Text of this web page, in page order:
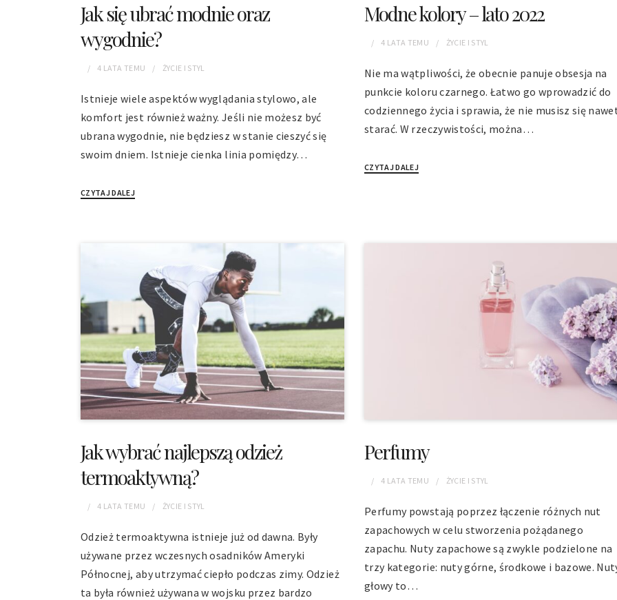
Jak się ubrać modnie oraz
wygodnie?
4 LATA TEMU ŻYCIE I STYL
Istnieje wiele aspektów wyglądania stylowo, ale
komfort jest również ważny. Jeśli nie możesz być
ubrana wygodnie, nie będziesz w stanie cieszyć się
swoim dniem. Istnieje cienka linia pomiędzy…
CZYTAJ DALEJ
Modne kolory – lato 2022
4 LATA TEMU ŻYCIE I STYL
Nie ma wątpliwości, że obecnie panuje obsesja na
punkcie koloru czarnego. Łatwo go wprowadzić do
codziennego życia i sprawia, że nie musisz się
starać. W rzeczywistości, można…
CZYTAJ DALEJ
Jak wybrać najlepszą odzież
termoaktywną?
4 LATA TEMU ŻYCIE I STYL
Odzież termoaktywna istnieje już od dawna. Były
używane przez wczesnych osadników Ameryki
Północnej, aby utrzymać ciepło podczas zimy. Odzież
ta była również używana w wojsku przez bardzo
Perfumy
4 LATA TEMU ŻYCIE I STYL
Perfumy powstają poprzez łączenie różnych nut
zapachowych w celu stworzenia pożądanego
zapachu. Nuty zapachowe są zwykle podzielone na
trzy kategorie: nuty górne, środkowe i bazowe.
głowy to…